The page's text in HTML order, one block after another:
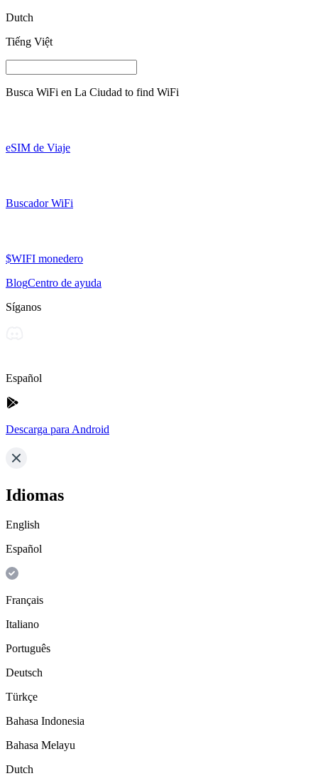
Dutch
Tiếng Việt
Busca WiFi en La Ciudad to find WiFi
eSIM de Viaje
Buscador WiFi
$WIFI monedero
BlogCentro de ayuda
Síganos
Español
Descarga para Android
Idiomas
English
Español
Français
Italiano
Português
Deutsch
Türkçe
Bahasa Indonesia
Bahasa Melayu
Dutch